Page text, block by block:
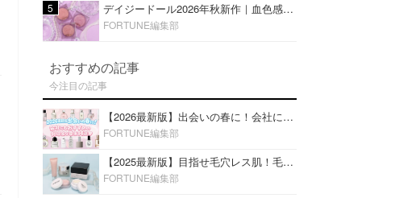
5 デイジードール2026年秋新作｜血色感が可愛い♡『パウダー ブラッシュ ブルーム』新3色をレビュー
FORTUNE編集部
おすすめの記事
今注目の記事
【2026最新版】出会いの春に！会社にもおすすめの好印象な香水14選♡ビジネスの場での香水マナーも
FORTUNE編集部
【2025最新版】目指せ毛穴レス肌！毛穴を埋めて隠す「おすすめ部分用下地＆プライマー」ランキング♡
FORTUNE編集部